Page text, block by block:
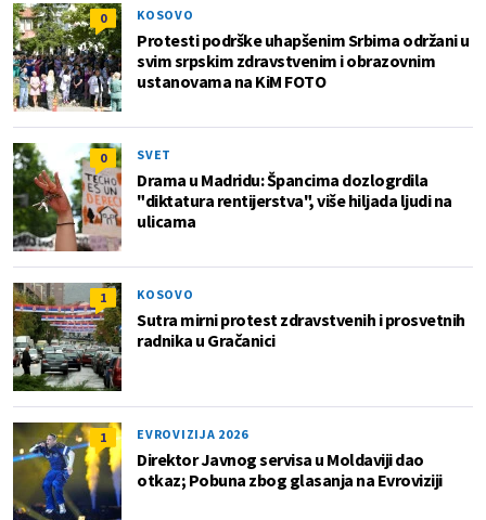
0 KOSOVO
Protesti podrške uhapšenim Srbima održani u
svim srpskim zdravstvenim i obrazovnim
ustanovama na KiM FOTO
0 SVET
Drama u Madridu: Špancima dozlogrdila
"diktatura rentijerstva", više hiljada ljudi na
ulicama
1 KOSOVO
Sutra mirni protest zdravstvenih i prosvetnih
radnika u Gračanici
1 EVROVIZIJA 2026
Direktor Javnog servisa u Moldaviji dao
otkaz; Pobuna zbog glasanja na Evroviziji